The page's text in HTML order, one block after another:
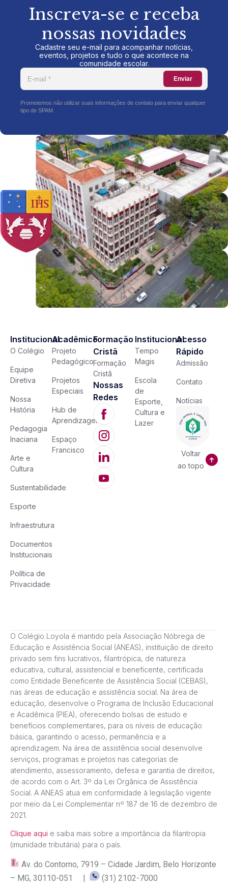
Inscreva-se e receba
nossas novidades
Cadastre seu e-mail para acompanhar notícias,
eventos, projetos e tudo o que acontece na
comunidade escolar.
Enviar
Prometemos não utilizar suas informações de contato para enviar qualquer
tipo de SPAM.
Institucional
O Colégio
Equipe
Diretiva
Nossa
História
Pedagogia
Inaciana
Arte e
Cultura
Sustentabilidade
Esporte
Infraestrutura
Documentos
Institucionais
Política de
Privacidade
Acadêmico
Projeto
Pedagógico
Projetos
Especiais
Hub de
Aprendizagem
Espaço
Francisco
Formação
Cristã
Formação
Cristã
Nossas
Redes
Institucional
Tempo
Magis
Escola
de
Esporte,
Cultura e
Lazer
Acesso
Rápido
Admissão
Contato
Notícias
Voltar
ao topo
O Colégio Loyola é mantido pela Associação Nóbrega de
Educação e Assistência Social (ANEAS), instituição de direito
privado sem fins lucrativos, filantrópica, de natureza
educativa, cultural, assistencial e beneficente, certificada
como Entidade Beneficente de Assistência Social (CEBAS),
nas áreas de educação e assistência social. Na área de
educação, desenvolve o Programa de Inclusão Educacional
e Acadêmica (PIEA), oferecendo bolsas de estudo e
benefícios complementares, para os níveis de educação
básica, garantindo o acesso, permanência e a
aprendizagem. Na área de assistência social desenvolve
serviços, programas e projetos nas categorias de
atendimento, assessoramento, defesa e garantia de direitos,
de acordo com o Art. 3º da Lei Orgânica de Assistência
Social. A ANEAS atua em conformidade à legislação vigente
por meio da Lei Complementar nº 187 de 16 de dezembro de
2021.
Clique aqui e saiba mais sobre a importância da filantropia
(imunidade tributária) para o país.
Av. do Contorno, 7919 – Cidade Jardim, Belo Horizonte
– MG, 30110-051 |
(31) 2102-7000